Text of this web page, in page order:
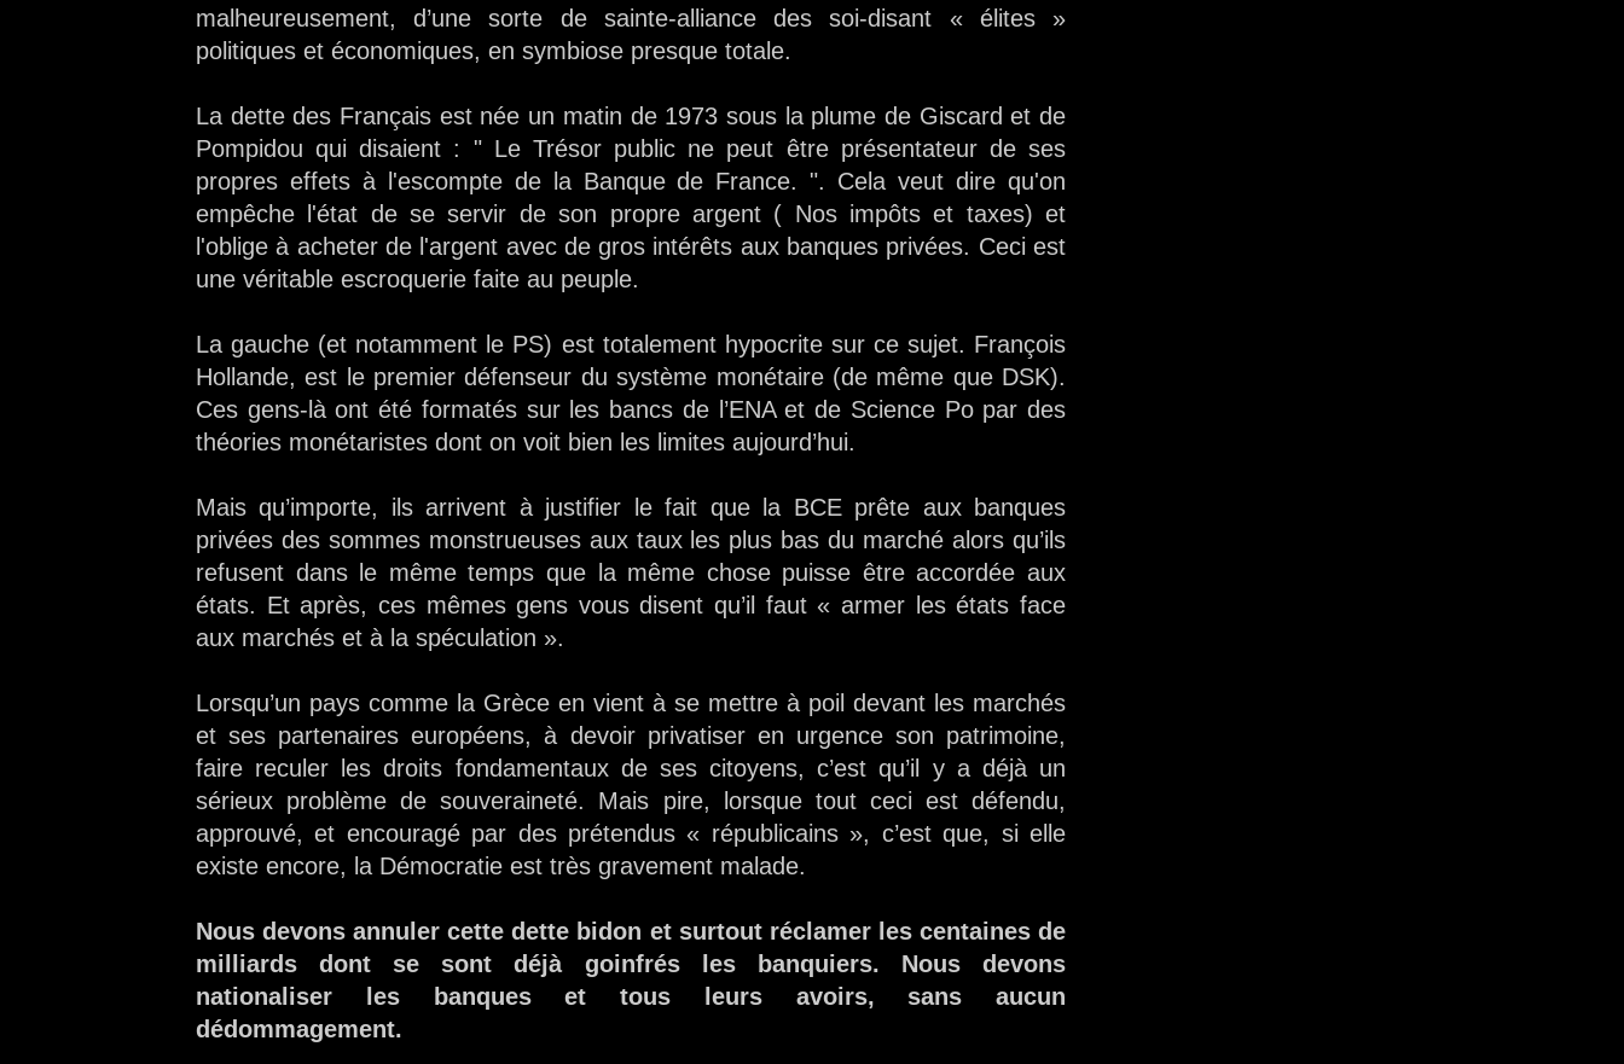
malheureusement, d’une sorte de sainte-alliance des soi-disant « élites »
politiques et économiques, en symbiose presque totale.
La dette des Français est née un matin de 1973 sous la plume de Giscard et de
Pompidou qui disaient : " Le Trésor public ne peut être présentateur de ses
propres effets à l'escompte de la Banque de France. ". Cela veut dire qu'on
empêche l'état de se servir de son propre argent ( Nos impôts et taxes) et
l'oblige à acheter de l'argent avec de gros intérêts aux banques privées. Ceci est
une véritable escroquerie faite au peuple.
La gauche (et notamment le PS) est totalement hypocrite sur ce sujet. François
Hollande, est le premier défenseur du système monétaire (de même que DSK).
Ces gens-là ont été formatés sur les bancs de l’ENA et de Science Po par des
théories monétaristes dont on voit bien les limites aujourd’hui.
Mais qu’importe, ils arrivent à justifier le fait que la BCE prête aux banques
privées des sommes monstrueuses aux taux les plus bas du marché alors qu’ils
refusent dans le même temps que la même chose puisse être accordée aux
états. Et après, ces mêmes gens vous disent qu’il faut « armer les états face
aux marchés et à la spéculation ».
Lorsqu’un pays comme la Grèce en vient à se mettre à poil devant les marchés
et ses partenaires européens, à devoir privatiser en urgence son patrimoine,
faire reculer les droits fondamentaux de ses citoyens, c’est qu’il y a déjà un
sérieux problème de souveraineté. Mais pire, lorsque tout ceci est défendu,
approuvé, et encouragé par des prétendus « républicains », c’est que, si elle
existe encore, la Démocratie est très gravement malade.
Nous devons annuler cette dette bidon et surtout réclamer les centaines de
milliards dont se sont déjà goinfrés les banquiers. Nous devons
nationaliser les banques et tous leurs avoirs, sans aucun
dédommagement.